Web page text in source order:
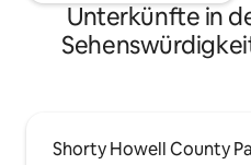
Unterkünfte in
Shorty Howell County